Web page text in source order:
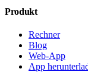
Produkt
Rechner
Blog
Web-App
App